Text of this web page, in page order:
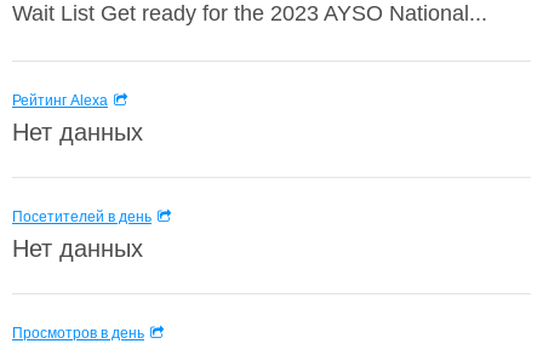
Wait List Get ready for the 2023 AYSO National...
Рейтинг Alexa
Нет данных
Посетителей в день
Нет данных
Просмотров в день